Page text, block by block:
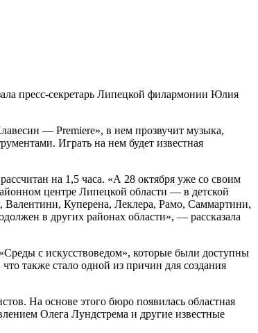
пресс-секретарь Липецкой филармонии Юлия
— Premiere», в нем прозвучит музыка,
Играть на нем будет известная
на 1,5 часа. «А 28 октября уже со своим
центре Липецкой области — в детской
Валентини, Куперена, Леклера, Рамо, Саммартини,
в других районах области», — рассказала
с искусствоведом», которые были доступны
также стало одной из причин для создания
На основе этого бюро появилась областная
Олега Лундстрема и другие известные